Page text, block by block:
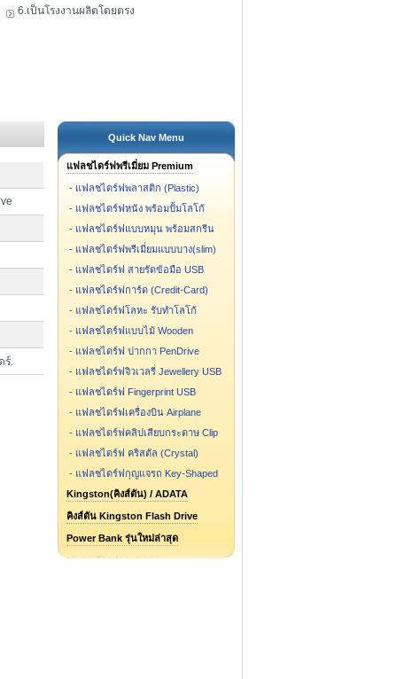
6.เป็นโรงงานผลิตโดยตรง
ร์.
Quick Nav Menu
แฟลชไดร์ฟพรีเมี่ยม Premium
- แฟลชไดร์ฟพลาสติก (Plastic)
- แฟลชไดร์ฟหนัง พร้อมปั้มโลโก้
- แฟลชไดร์ฟแบบหมุน พร้อมสกรีน
- แฟลชไดร์ฟพรีเมี่ยมแบบบาง(slim)
- แฟลชไดร์ฟ สายรัดข้อมือ USB
- แฟลชไดร์ฟการ์ด (Credit-Card)
- แฟลชไดร์ฟโลหะ รับทำโลโก้
- แฟลชไดร์ฟแบบไม้ Wooden
- แฟลชไดร์ฟ ปากกา PenDrive
- แฟลชไดร์ฟจิวเวลรี่ Jewellery USB
- แฟลชไดร์ฟ Fingerprint USB
- แฟลชไดร์ฟเครื่องบิน Airplane
- แฟลชไดร์ฟคลิปเสียบกระดาษ Clip
- แฟลชไดร์ฟ คริสตัล (Crystal)
- แฟลชไดร์ฟกุญแจรถ Key-Shaped
Kingston(คิงส์ตัน) / ADATA
คิงส์ตัน Kingston Flash Drive
Power Bank รุ่นใหม่ล่าสุด
ผลงานตัวอย่างของเรา